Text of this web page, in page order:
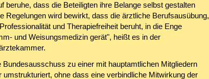
beruhe, dass die Beteiligten ihre Belange selbst gestalten
Regelungen wird bewirkt, dass die ärztliche Berufsausübung,
und Therapiefreiheit beruht, in die Enge
und Weisungsmedizin gerät", heißt es in der
zu einer mit hauptamtlichen Mitgliedern
ohne dass eine verbindliche Mitwirkung der